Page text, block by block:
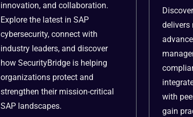
innovation, and collaboration.
Explore the latest in SAP
cybersecurity, connect with
industry leaders, and discover
how SecurityBridge is helping
organizations protect and
strengthen their mission-critical
SAP landscapes.
delivers
with
gain